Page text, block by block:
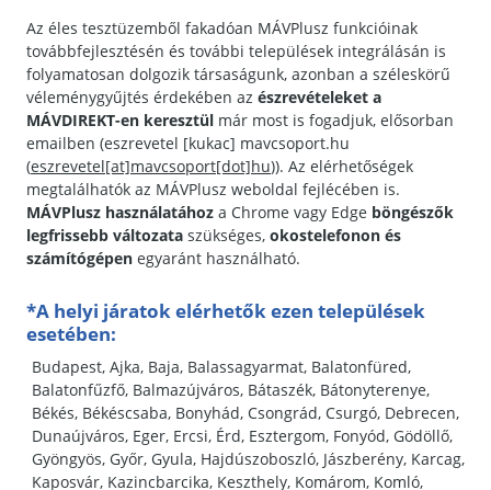
Az éles tesztüzemből fakadóan MÁVPlusz funkcióinak
továbbfejlesztésén és további települések integrálásán is
folyamatosan dolgozik társaságunk, azonban a széleskörű
véleménygyűjtés érdekében az észrevételeket a
MÁVDIREKT-en keresztül már most is fogadjuk, elősorban
emailben (eszrevetel [kukac] mavcsoport.hu
(eszrevetel[at]mavcsoport[dot]hu)). Az elérhetőségek
megtalálhatók az MÁVPlusz weboldal fejlécében is.
MÁVPlusz használatához a Chrome vagy Edge böngészők
legfrissebb változata szükséges, okostelefonon és
számítógépen egyaránt használható.
*A helyi járatok elérhetők ezen települések
esetében:
Budapest, Ajka, Baja, Balassagyarmat, Balatonfüred,
Balatonfűzfő, Balmazújváros, Bátaszék, Bátonyterenye,
Békés, Békéscsaba, Bonyhád, Csongrád, Csurgó, Debrecen,
Dunaújváros, Eger, Ercsi, Érd, Esztergom, Fonyód, Gödöllő,
Gyöngyös, Győr, Gyula, Hajdúszoboszló, Jászberény, Karcag,
Kaposvár, Kazincbarcika, Keszthely, Komárom, Komló,